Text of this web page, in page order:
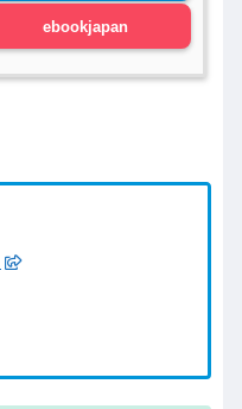
ebookjapan